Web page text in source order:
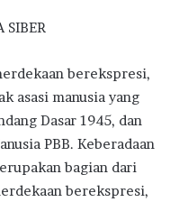
SIBER
berekspresi,
asasi manusia yang
Dasar 1945, dan
PBB. Keberadaan
bagian dari
berekspresi,